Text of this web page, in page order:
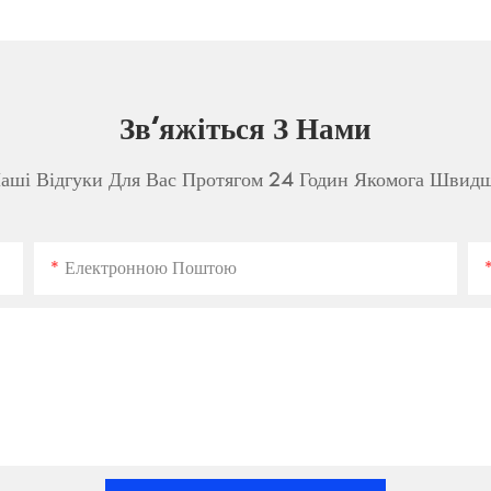
Зв'яжіться З Нами
Відгуки Для Вас Протягом 24 Годин Якомога
Електронною Поштою